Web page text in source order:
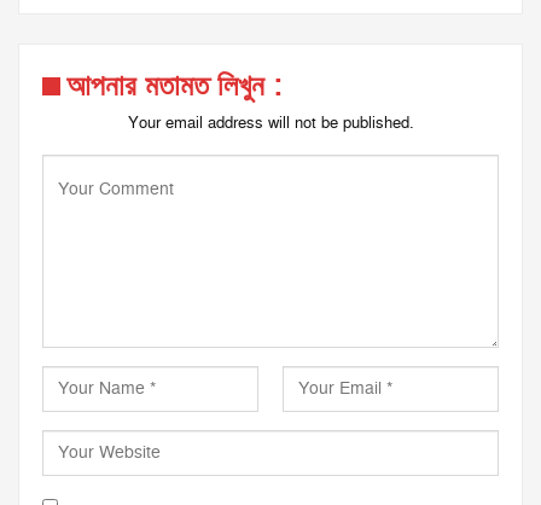
আপনার মতামত লিখুন :
Your email address will not be published.